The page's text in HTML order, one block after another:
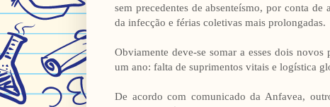
sem precedentes de absenteísmo, por conta
da infecção e férias coletivas mais prolongadas.
Obviamente deve-se somar a esses dois
um ano: falta de suprimentos vitais e logística
De acordo com comunicado da Anfavea,